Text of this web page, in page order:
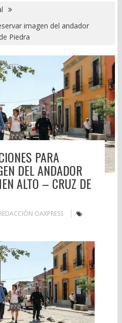
imagen del andador
Piedra
PARA
DEL ANDADOR
ALTO – CRUZ DE
OAXPRESS